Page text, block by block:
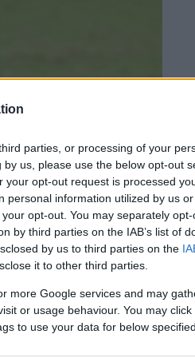
parties, or processing of your
us, please use the below opt-out
opt-out request is processed
personal information utilized by us
opt-out. You may separately
by third parties on the IAB’s list of
by us to third parties on the
it to other third parties.
more Google services and may
or usage behaviour. You may
to use your data for below
Leagueαλλά έκανε
επί τουΟΦΗ
ξέφυγε απ' την
ομάδα στους
σκόρερ της ομάδας